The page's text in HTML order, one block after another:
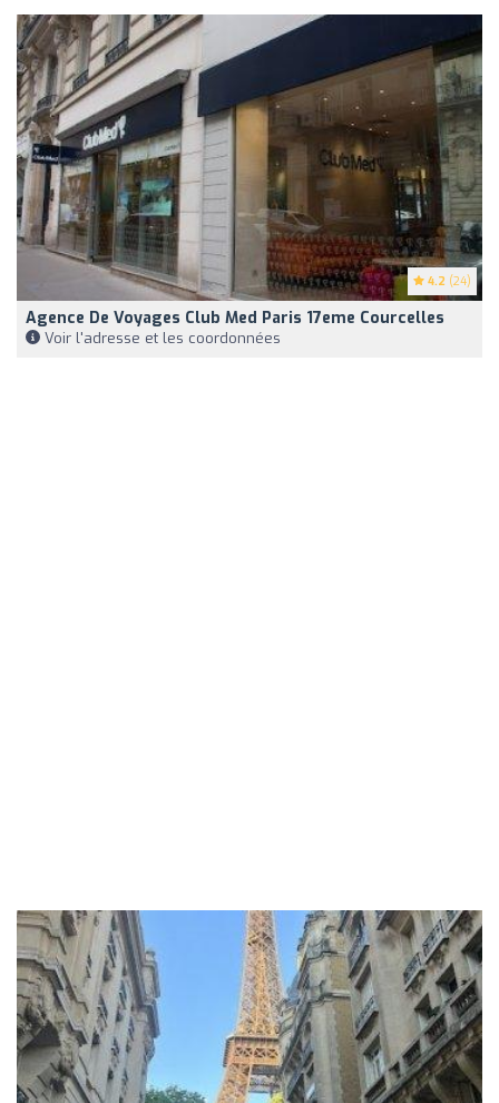
4.2 (24)
Agence De Voyages Club Med Paris 17eme Courcelles
Voir l'adresse et les coordonnées